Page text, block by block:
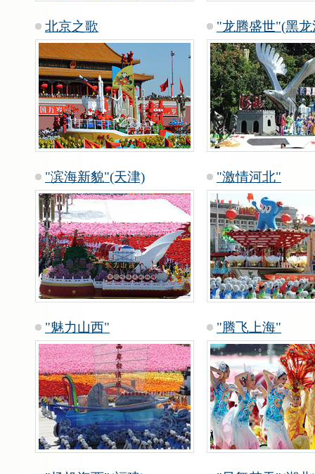
北京之歌 "龙腾盛世"(黑龙
"滨海新貌"(天津) "激情河北"
"魅力山西" "腾飞上海"